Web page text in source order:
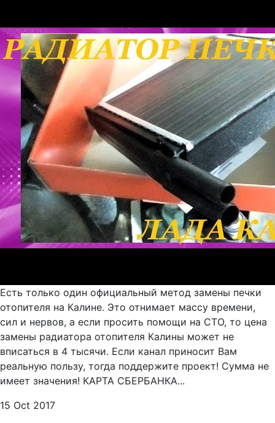
Есть только один официальный метод замены печки
отопителя на Калине. Это отнимает массу времени,
сил и нервов, а если просить помощи на СТО, то цена
замены радиатора отопителя Калины может не
вписаться в 4 тысячи. Если канал приносит Вам
реальную пользу, тогда поддержите проект! Сумма не
имеет значения! КАРТА СБЕРБАНКА...
15 Oct 2017